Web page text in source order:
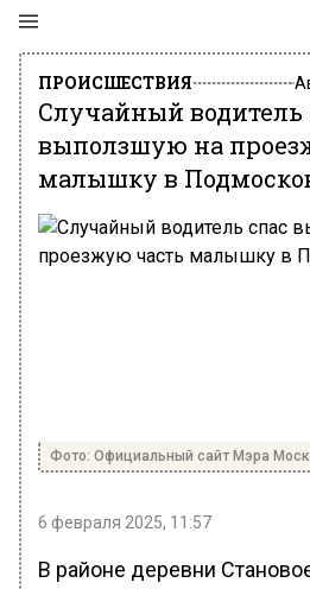
ПРОИСШЕСТВИЯ
Случайный водитель
выползшую на
малышку в
Фото: Официальный сайт Мэра
6 февраля 2025, 11:57
В районе деревни